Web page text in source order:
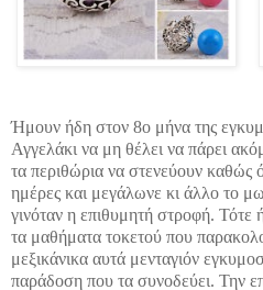
Ήμουν ήδη στον 8ο μήνα της
Αγγελάκι να μη θέλει να πάρει
τα περιθώρια να στενεύουν καθώς
ημέρες και μεγάλωνε κι άλλο το
γινόταν η επιθυμητή στροφή. Τότε
τα μαθήματα τοκετού που
μεξικάνικα αυτά μενταγιόν
παράδοση που τα συνοδεύει. Την